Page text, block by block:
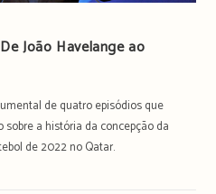
João Havelange ao
de quatro episódios que
a história da concepção da
de 2022 no Qatar.